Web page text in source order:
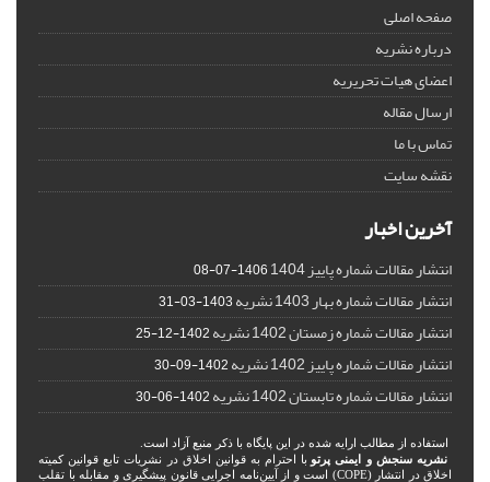
صفحه اصلی
درباره نشریه
اعضای هیات تحریریه
ارسال مقاله
تماس با ما
نقشه سایت
آخرین اخبار
انتشار مقالات شماره پاییز 1404 1406-07-08
انتشار مقالات شماره بهار 1403 نشریه 1403-03-31
انتشار مقالات شماره زمستان 1402 نشریه 1402-12-25
انتشار مقالات شماره پاییز 1402 نشریه 1402-09-30
انتشار مقالات شماره تابستان 1402 نشریه 1402-06-30
استفاده از مطالب ارایه شده در این پایگاه با ذکر منبع آزاد است.
نشریه سنجش و ایمنی پرتو با احترام به قوانین اخلاق در نشریات تابع قوانین کمیته
اخلاق در انتشار (COPE) است و از آیین‌نامه اجرایی قانون پیشگیری و مقابله با تقلب